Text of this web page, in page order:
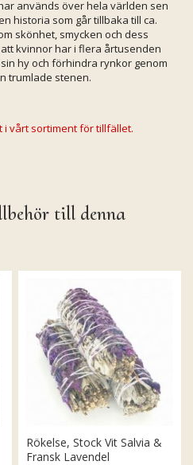
används över hela världen sen
historia som går tillbaka till ca.
skönhet, smycken och dess
kvinnor har i flera årtusenden
hy och förhindra rynkor genom
trumlade stenen.
vårt sortiment för tillfället.
till denna
Rökelse, Stock Vit Salvia &
Fransk Lavendel